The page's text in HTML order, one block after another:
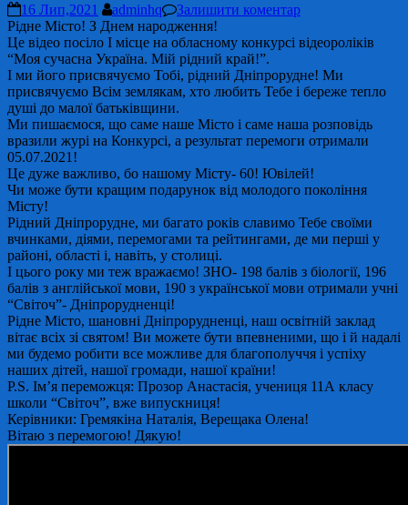
16 Лип,2021 adminhq
Залишити коментар
Рідне Місто! З Днем народження!
Це відео посіло І місце на обласному конкурсі відеороліків
“Моя сучасна Україна. Мій рідний край!”.
І ми його присвячуємо Тобі, рідний Дніпрорудне! Ми
присвячуємо Всім землякам, хто любить Тебе і береже тепло
душі до малої батьківщини.
Ми пишаємося, що саме наше Місто і саме наша розповідь
вразили журі на Конкурсі, а результат перемоги отримали
05.07.2021!
Це дуже важливо, бо нашому Місту- 60! Ювілей!
Чи може бути кращим подарунок від молодого покоління
Місту!
Рідний Дніпрорудне, ми багато років славимо Тебе своїми
вчинками, діями, перемогами та рейтингами, де ми перші у
районі, області і, навіть, у столиці.
І цього року ми теж вражаємо! ЗНО- 198 балів з біології, 196
балів з англійської мови, 190 з української мови отримали учні
“Світоч”- Дніпрорудненці!
Рідне Місто, шановні Дніпрорудненці, наш освітній заклад
вітає всіх зі святом! Ви можете бути впевненими, що і й надалі
ми будемо робити все можливе для благополуччя і успіху
наших дітей, нашої громади, нашої країни!
P.S. Ім’я переможця: Прозор Анастасія, учениця 11А класу
школи “Світоч”, вже випускниця!
Керівники: Гремякіна Наталія, Верещака Олена!
Вітаю з перемогою! Дякую!